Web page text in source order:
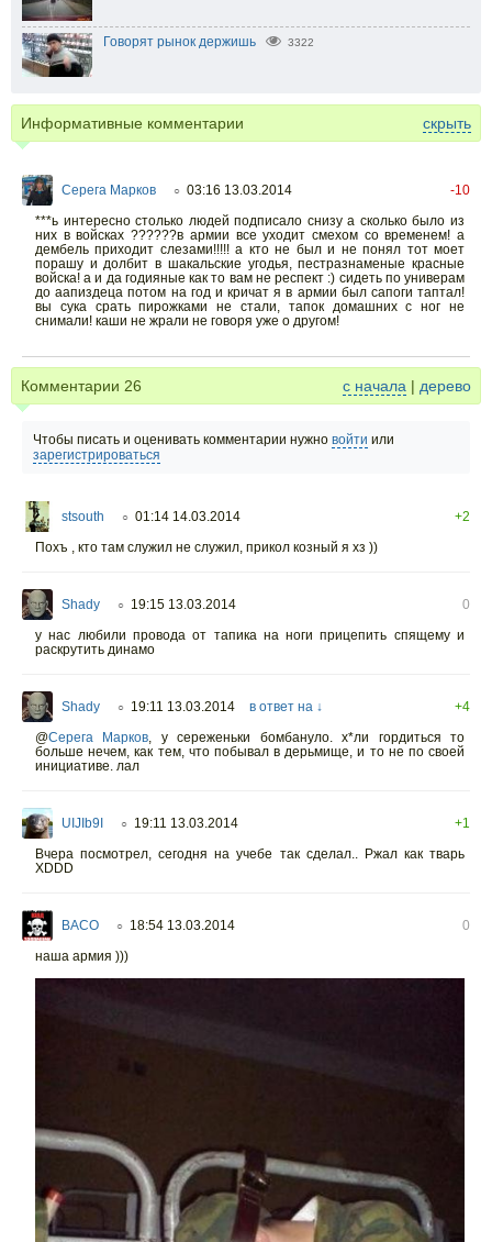
Говорят рынок держишь 3322
Информативные комментарии скрыть
Серега Марков ○ 03:16 13.03.2014
-10
***ь интересно столько людей подписало снизу а сколько было из
них в войсках ??????в армии все уходит смехом со временем! а
дембель приходит слезами!!!!! а кто не был и не понял тот моет
порашу и долбит в шакальские угодья, пестразнаменые красные
войска! а и да годияные как то вам не респект :) сидеть по универам
до аапиздеца потом на год и кричат я в армии был сапоги таптал!
вы сука срать пирожками не стали, тапок домашних с ног не
снимали! каши не жрали не говоря уже о другом!
Комментарии 26 с начала | дерево
Чтобы писать и оценивать комментарии нужно войти или
зарегистрироваться
stsouth ○ 01:14 14.03.2014
+2
Похъ , кто там служил не служил, прикол козный я хз ))
Shady ○ 19:15 13.03.2014
0
у нас любили провода от тапика на ноги прицепить спящему и
раскрутить динамо
Shady ○ 19:11 13.03.2014 в ответ на ↓
+4
@Серега Марков , у сереженьки бомбануло. х*ли гордиться то
больше нечем, как тем, что побывал в дерьмище, и то не по своей
инициативе. лал
UIJIb9I ○ 19:11 13.03.2014
+1
Вчера посмотрел, сегодня на учебе так сделал.. Ржал как тварь
XDDD
BACO ○ 18:54 13.03.2014
0
наша армия )))